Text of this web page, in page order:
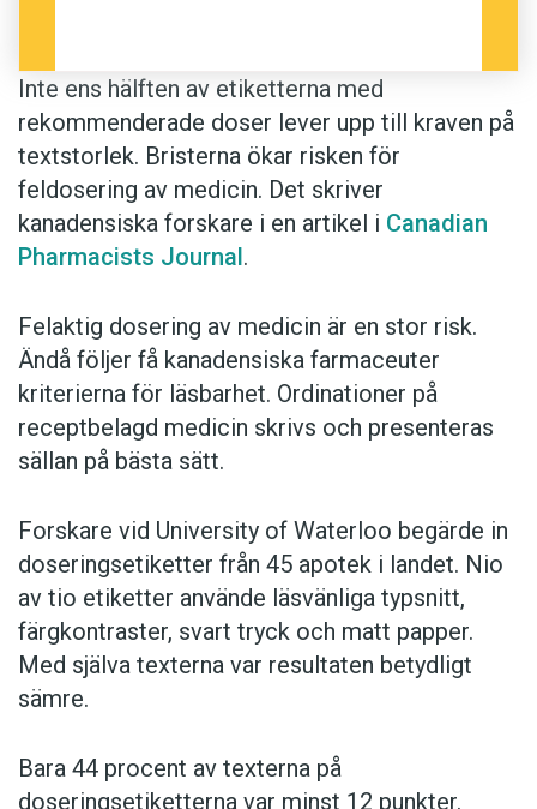
Inte ens hälften av etiketterna med
rekommenderade doser lever upp till kraven på
textstorlek. Bristerna ökar risken för
feldosering av medicin. Det skriver
kanadensiska forskare i en artikel i Canadian
Pharmacists Journal.
Felaktig dosering av medicin är en stor risk.
Ändå följer få kanadensiska farmaceuter
kriterierna för läsbarhet. Ordinationer på
receptbelagd medicin skrivs och presenteras
sällan på bästa sätt.
Forskare vid University of Waterloo begärde in
doseringsetiketter från 45 apotek i landet. Nio
av tio etiketter använde läsvänliga typsnitt,
färgkontraster, svart tryck och matt papper.
Med själva texterna var resultaten betydligt
sämre.
Bara 44 procent av texterna på
doseringsetiketterna var minst 12 punkter.